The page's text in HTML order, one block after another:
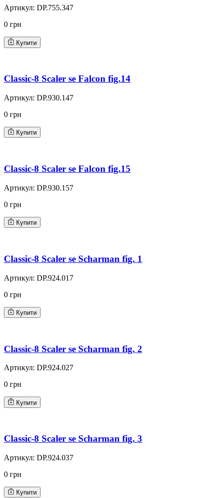
Артикул: DP.755.347
0 грн
Купити
Classic-8 Scaler se Falcon fig.14
Артикул: DP.930.147
0 грн
Купити
Classic-8 Scaler se Falcon fig.15
Артикул: DP.930.157
0 грн
Купити
Classic-8 Scaler se Scharman fig. 1
Артикул: DP.924.017
0 грн
Купити
Classic-8 Scaler se Scharman fig. 2
Артикул: DP.924.027
0 грн
Купити
Classic-8 Scaler se Scharman fig. 3
Артикул: DP.924.037
0 грн
Купити